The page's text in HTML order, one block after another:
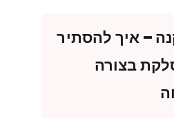
– איך להסתיר
בצורה